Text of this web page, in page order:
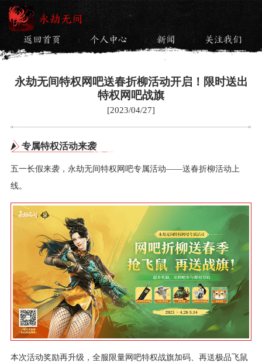
永劫无间
返回首页 / 个人中心 / 新闻 / 关注我们
永劫无间特权网吧送春折柳活动开启！限时送出
特权网吧战旗
[2023/04/27]
专属特权活动来袭
五一长假来袭，永劫无间特权网吧专属活动——送春折柳活动上
线。
本次活动奖励再升级，全服限量网吧特权战旗加码、再送极品飞鼠